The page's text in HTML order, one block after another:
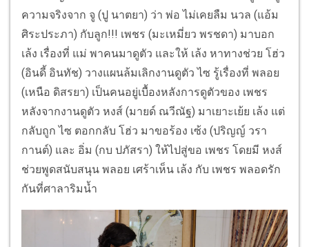
ความจริงจาก จู (ปู นาตยา) ว่า พ่อ ไม่เคยลืม นวล (แอ้ม
ศิระประภา) กับลูก!!! เพชร (มะเหมี่ยว พรชดา) มาบอก
เล้ง เรื่องที่ แม่ พาคนมาดูตัว และให้ เล้ง หาทางช่วย โฮ่ว
(อินดี้ อินทัช) วางแผนล้มเลิกงานดูตัว ไซ รู้เรื่องที่ พลอย
(เหนือ ดิสรยา) เป็นคนอยู่เบื้องหลังการดูตัวของ เพชร
หลังจากงานดูตัว หงส์ (มายด์ ณวีณัฐ) มาเยาะเย้ย เล้ง แต่
กลับถูก ไซ ตอกกลับ โฮ่ว มาขอร้อง เซ้ง (ปริญญ์ วรา
กานต์) และ อิ่ม (กบ ปภัสรา) ให้ไปสู่ขอ เพชร โดยมี หงส์
ช่วยพูดสนับสนุน พลอย เศร้าเห็น เล้ง กับ เพชร พลอดรัก
กันที่ศาลาริมน้ำ